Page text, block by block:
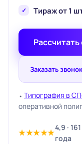
Тираж от 1
Заказать
⬩ Типография в
оперативной
★★★★★4,9 ·
года